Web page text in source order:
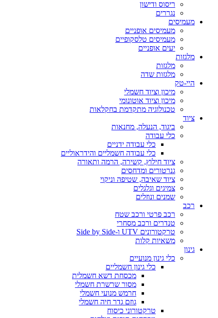
ריסוס ודישון
נגררים
מעמיסים
מעמיסים אופניים
מעמיסים טלסקופיים
יעים אופניים
מלגזות
מלגזות
מלגזות שדה
היי-טק
מיכון וציוד חשמלי
מיכון וציוד אוטונומי
טכנולוגיה מתקדמת בחקלאות
ציוד
ביגוד, הנעלה, מחנאות
כלי עבודה
כלי עבודה ידניים
כלי עבודה חשמליים והידראוליים
ציוד חילוץ, קשירה, הרמה ותאורה
גנרטורים ומדחסים
ציוד שאיבה, שטיפה וניקוי
צמיגים וגלגלים
שמנים ונוזלים
רכב
רכב פרטי ורכב שטח
טנדרים ורכב מסחרי
טרקטורונים UTV ו-Side by Side
משאיות קלות
גינון
כלי גינון מנועיים
כלי גינון חשמליים
מכסחת דשא חשמלית
מסור שרשרת חשמלי
חרמש מנועי חשמלי
גוזם גדר חיה חשמלי
טרקטורוני כיסוח